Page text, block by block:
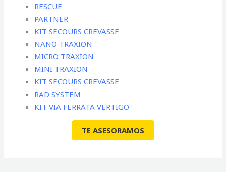
RESCUE
PARTNER
KIT SECOURS CREVASSE
NANO TRAXION
MICRO TRAXION
MINI TRAXION
KIT SECOURS CREVASSE
RAD SYSTEM
KIT VIA FERRATA VERTIGO
TE ASESORAMOS